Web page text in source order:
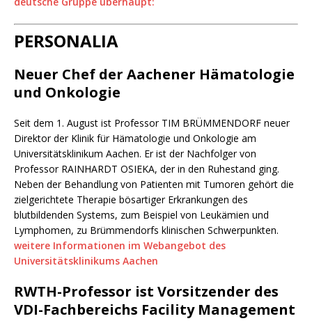
PERSONALIA
Neuer Chef der Aachener Hämatologie
und Onkologie
Seit dem 1. August ist Professor TIM BRÜMMENDORF neuer
Direktor der Klinik für Hämatologie und Onkologie am
Universitätsklinikum Aachen. Er ist der Nachfolger von
Professor RAINHARDT OSIEKA, der in den Ruhestand ging.
Neben der Behandlung von Patienten mit Tumoren gehört die
zielgerichtete Therapie bösartiger Erkrankungen des
blutbildenden Systems, zum Beispiel von Leukämien und
Lymphomen, zu Brümmendorfs klinischen Schwerpunkten.
weitere Informationen im Webangebot des
Universitätsklinikums Aachen
RWTH-Professor ist Vorsitzender des
VDI-Fachbereichs Facility Management